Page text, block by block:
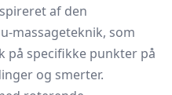
af den
massageteknik, som
på specifikke punkter på
og smerter.